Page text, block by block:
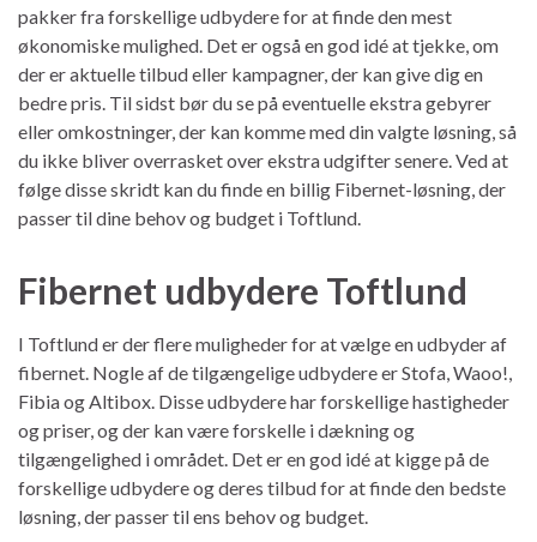
pakker fra forskellige udbydere for at finde den mest
økonomiske mulighed. Det er også en god idé at tjekke, om
der er aktuelle tilbud eller kampagner, der kan give dig en
bedre pris. Til sidst bør du se på eventuelle ekstra gebyrer
eller omkostninger, der kan komme med din valgte løsning, så
du ikke bliver overrasket over ekstra udgifter senere. Ved at
følge disse skridt kan du finde en billig Fibernet-løsning, der
passer til dine behov og budget i Toftlund.
Fibernet udbydere Toftlund
I Toftlund er der flere muligheder for at vælge en udbyder af
fibernet. Nogle af de tilgængelige udbydere er Stofa, Waoo!,
Fibia og Altibox. Disse udbydere har forskellige hastigheder
og priser, og der kan være forskelle i dækning og
tilgængelighed i området. Det er en god idé at kigge på de
forskellige udbydere og deres tilbud for at finde den bedste
løsning, der passer til ens behov og budget.